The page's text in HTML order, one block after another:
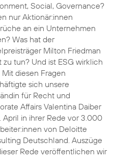
Social, Governance?
nur Aktionär:innen
an ein Unternehmen
Was hat der
Milton Friedman
zu tun? Und ist ESG wirklich
Mit diesen Fragen
sich unsere
für Recht und
Affairs Valentina Daiber
April in ihrer Rede vor 3.000
von Deloitte
Deutschland. Auszüge
Rede veröffentlichen wir